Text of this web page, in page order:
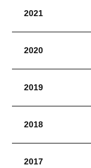
2021
2020
2019
2018
2017